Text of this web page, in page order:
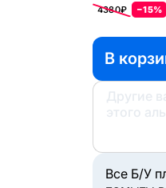
4380₽ −15%
В
Другие
этого
Все Б/У